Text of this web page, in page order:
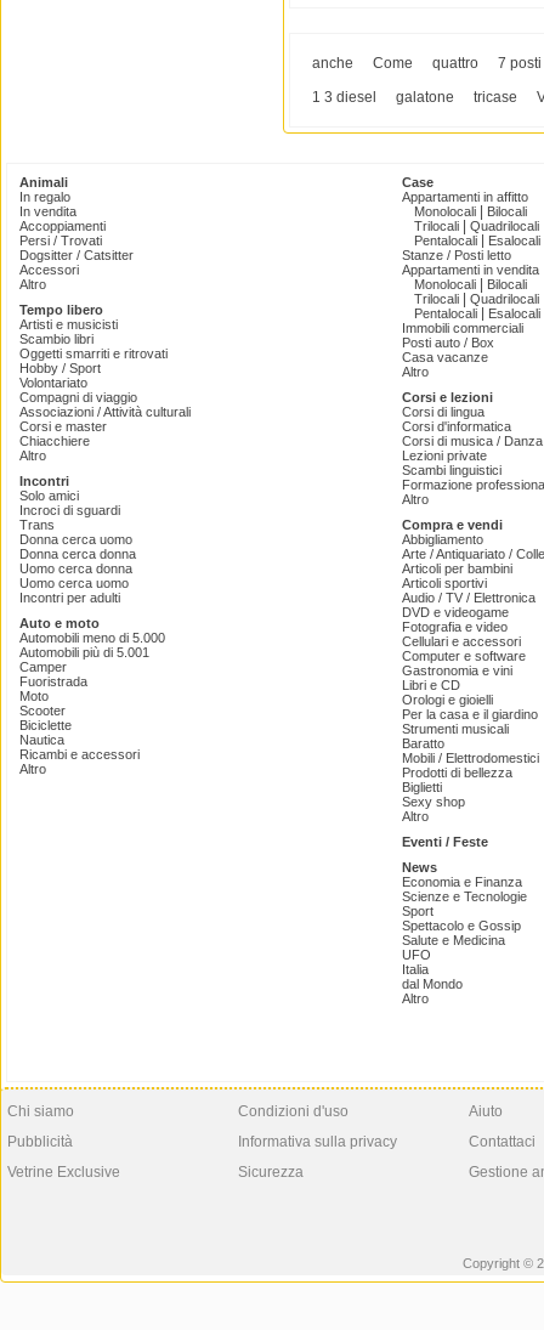
anche Come quattro
7 posti
1 3 diesel
galatone tricase
Animali
In regalo
In vendita
Accoppiamenti
Persi / Trovati
Dogsitter / Catsitter
Accessori
Altro
Tempo libero
Artisti e musicisti
Scambio libri
Oggetti smarriti e ritrovati
Hobby / Sport
Volontariato
Compagni di viaggio
Associazioni / Attività culturali
Corsi e master
Chiacchiere
Altro
Incontri
Solo amici
Incroci di sguardi
Trans
Donna cerca uomo
Donna cerca donna
Uomo cerca donna
Uomo cerca uomo
Incontri per adulti
Auto e moto
Automobili meno di 5.000
Automobili più di 5.001
Camper
Fuoristrada
Moto
Scooter
Biciclette
Nautica
Ricambi e accessori
Altro
Case
Appartamenti in affitto
Monolocali
Bilocali
Trilocali
Quadrilocali
Pentalocali
Esalocali
Stanze / Posti letto
Appartamenti in vendita
Monolocali
Bilocali
Trilocali
Quadrilocali
Pentalocali
Esalocali
Immobili commerciali
Posti auto / Box
Casa vacanze
Altro
Corsi e lezioni
Corsi di lingua
Corsi d'informatica
Corsi di musica /
Lezioni private
Scambi linguistici
Formazione
Altro
Compra e vendi
Abbigliamento
Arte / Antiquariato /
Articoli per bambini
Articoli sportivi
Audio / TV / Elettronica
DVD e videogame
Fotografia e video
Cellulari e accessori
Computer e software
Gastronomia e vini
Libri e CD
Orologi e gioielli
Per la casa e il giardino
Strumenti musicali
Baratto
Mobili / Elettrodomestici
Prodotti di bellezza
Biglietti
Sexy shop
Altro
Eventi / Feste
News
Economia e Finanza
Scienze e Tecnologie
Sport
Spettacolo e Gossip
Salute e Medicina
UFO
Italia
dal Mondo
Altro
Chi siamo
Pubblicità
Vetrine Exclusive
Condizioni d'uso
Informativa sulla privacy
Sicurezza
Aiuto
Contattaci
Gestione
Copyright ©